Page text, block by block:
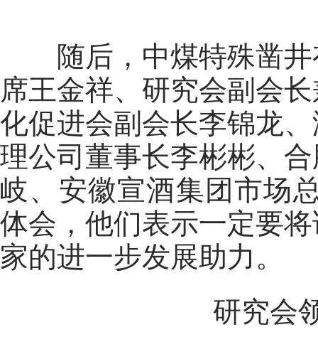
随后，中煤特殊凿井
席王金祥、研究会副会
化促进会副会长李锦龙
理公司董事长李彬彬、
岐、安徽宣酒集团市场
体会，他们表示一定要
家的进一步发展助力。
研究会领